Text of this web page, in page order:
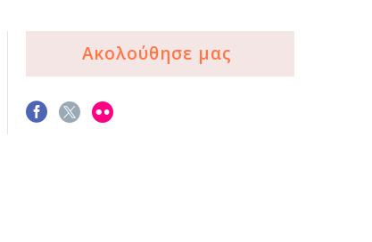
Ακολούθησε μας